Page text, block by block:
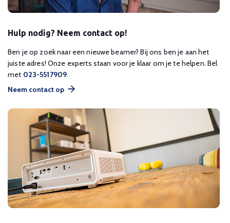
Hulp nodig? Neem contact op!
Ben je op zoek naar een nieuwe beamer? Bij ons ben je aan het
juiste adres! Onze experts staan voor je klaar om je te helpen. Bel
met 023-5517909.
Neem contact op